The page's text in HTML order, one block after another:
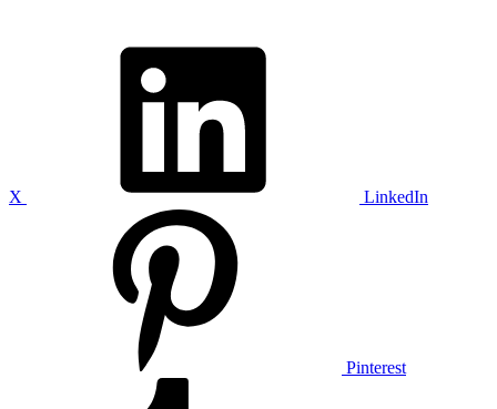
X LinkedIn
Pinterest